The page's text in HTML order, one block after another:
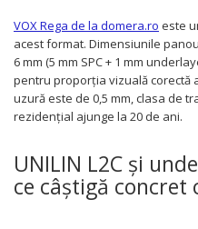
VOX Rega de la domera.ro este
acest format. Dimensiunile
6 mm (5 mm SPC + 1 mm
pentru proporția vizuală corectă
uzură este de 0,5 mm, clasa de
rezidențial ajunge la 20 de ani.
UNILIN L2C și
ce câștigă